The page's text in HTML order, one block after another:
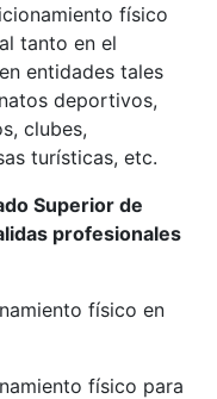
físico
tanto en el
entidades tales
deportivos,
clubes,
turísticas, etc.
Superior de
profesionales
físico en
físico para